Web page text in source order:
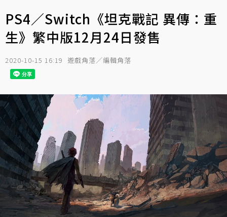
PS4／Switch《坦克戰記 異傳：重
生》繁中版12月24日發售
2020-10-15 16:19 遊戲角落／編輯角落